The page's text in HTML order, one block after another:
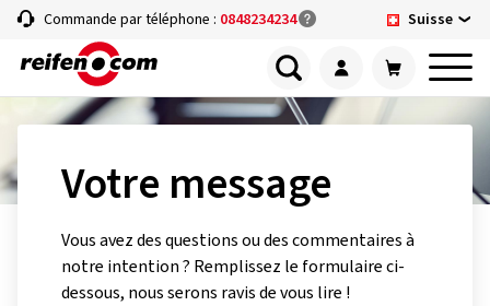
Commande par téléphone : 0848234234 Suisse
Votre message
Vous avez des questions ou des commentaires à
notre intention ? Remplissez le formulaire ci-
dessous, nous serons ravis de vous lire !